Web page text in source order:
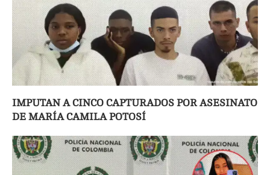
IMPUTAN A CINCO CAPTURADOS POR ASESINATO
DE MARÍA CAMILA POTOSÍ